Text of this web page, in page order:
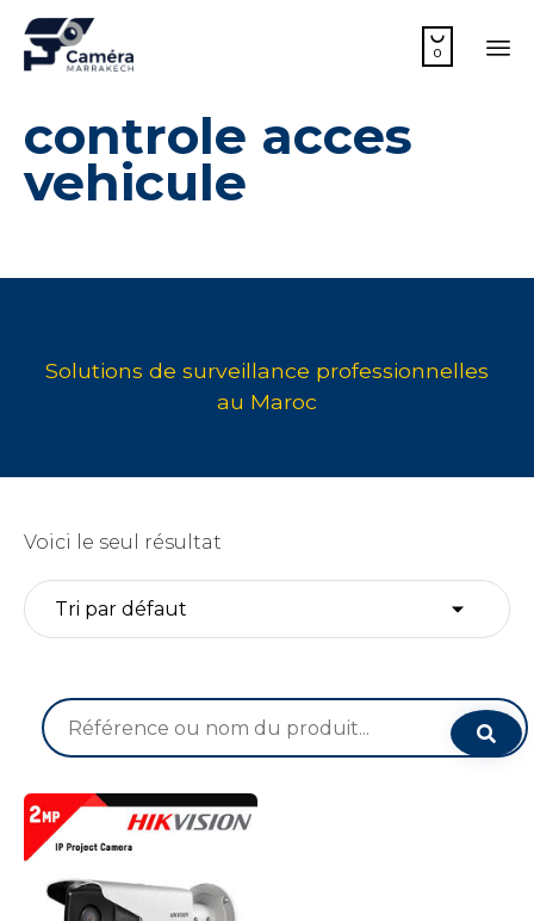

0
controle acces
vehicule
Voici le seul résultat
Recherche
pour :